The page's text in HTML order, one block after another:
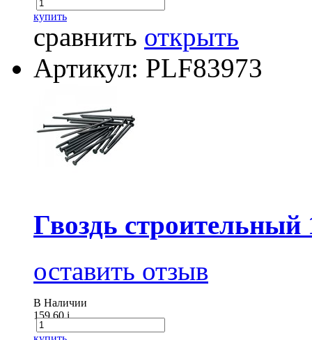
купить
сравнить открыть
Артикул: PLF83973
Гвоздь строительный
оставить отзыв
В Наличии
159.60i